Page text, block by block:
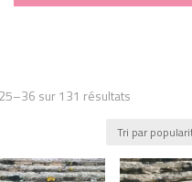
sur 131 résultats
popularité